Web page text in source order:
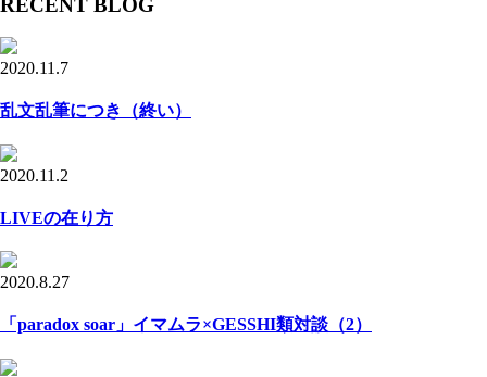
RECENT BLOG
2020.11.7
乱文乱筆につき（終い）
2020.11.2
LIVEの在り方
2020.8.27
「paradox soar」イマムラ×GESSHI類対談（2）